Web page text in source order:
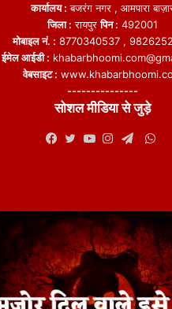
कार्यालय : बजरंग नगर , आमपारा
जिला : रायपुरपिन : 492001
मोबाइल नं. : 8770340537 ,
ईमेल आईडी :
वेबसाइट :
---------------
सोशल मीडिया से जुड़े